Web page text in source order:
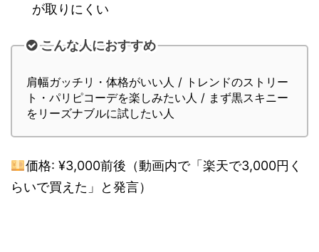
が取りにくい
こんな人におすすめ
肩幅ガッチリ・体格がいい人 / トレンドのストリー
ト・パリピコーデを楽しみたい人 / まず黒スキニー
をリーズナブルに試したい人
価格: ¥3,000前後（動画内で「楽天で3,000円く
らいで買えた」と発言）